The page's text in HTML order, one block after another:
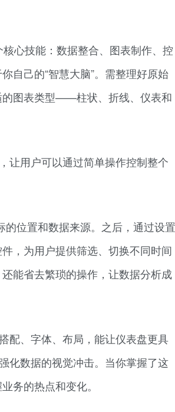
心技能：数据整合、图表制作、控
自己的“智慧大脑”。需整理好原始
的图表类型——柱状、折线、仪表和
让用户可以通过简单操作控制整个
的位置和数据来源。之后，通过设置
，为用户提供筛选、切换不同时间
能省去繁琐的操作，让数据分析成
配、字体、布局，能让仪表盘更具
化数据的视觉冲击。当你掌握了这
务的热点和变化。